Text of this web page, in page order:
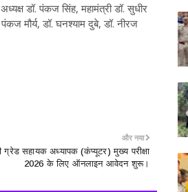
डॉ. पंकज सिंह, महामंत्री डॉ. सुधीर
पंकज मौर्य, डॉ. घनश्याम दुबे, डॉ. नीरज
और नया
ग्रेड सहायक अध्यापक (कंप्यूटर) मुख्य परीक्षा
2026 के लिए ऑनलाइन आवेदन शुरू।